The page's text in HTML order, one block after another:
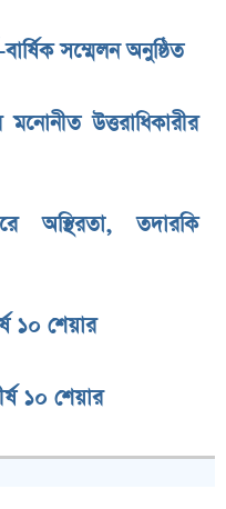
সম্মেলন অনুষ্ঠিত
উত্তরাধিকারীর
অস্থিরতা, তদারকি
১০ শেয়ার
১০ শেয়ার